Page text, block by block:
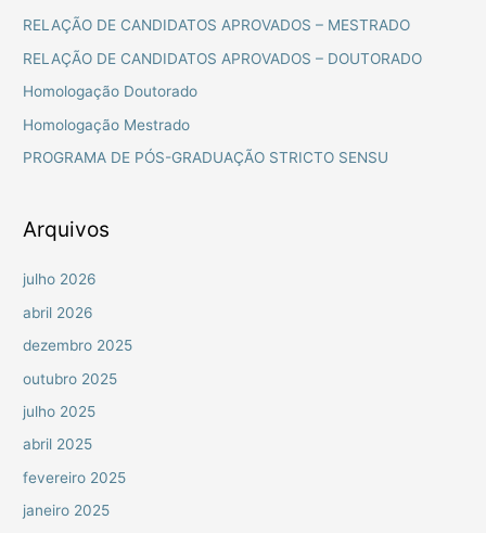
u
r
p
r
RELAÇÃO DE CANDIDATOS APROVADOS – MESTRADO
RELAÇÃO DE CANDIDATOS APROVADOS – DOUTORADO
Homologação Doutorado
Homologação Mestrado
PROGRAMA DE PÓS-GRADUAÇÃO STRICTO SENSU
Arquivos
julho 2026
abril 2026
dezembro 2025
outubro 2025
julho 2025
abril 2025
fevereiro 2025
janeiro 2025